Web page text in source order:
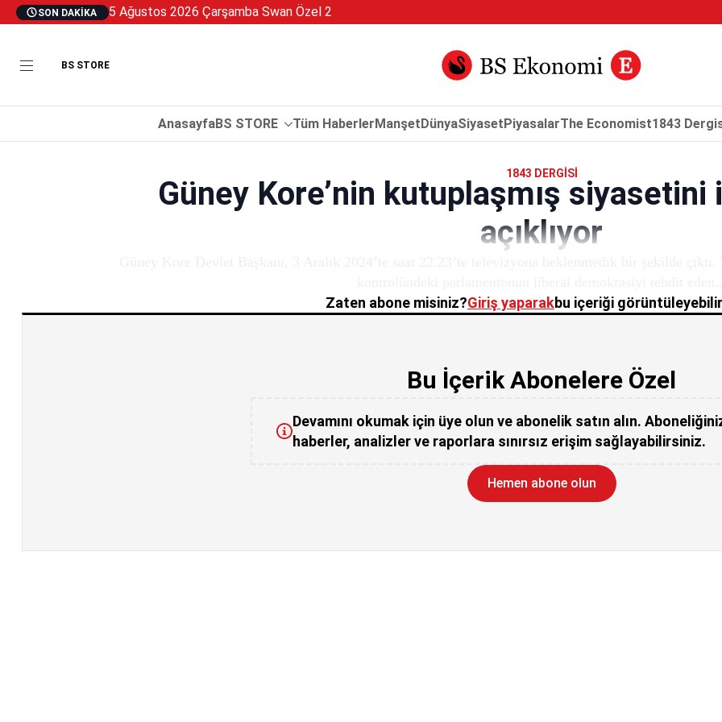
SON DAKIKA 5 Ağustos 2026 Çarşamba Swan Özel 2
BS STORE
AnasayfaBS STORE Tüm HaberlerManşetDünyaSiyasetPiyasalarThe Economist1843
1843 DERGISI
Güney Kore’nin kutuplaşmış
açıklıyor
Zaten abone misiniz?Giriş yaparakbu içeriği
Bu İçerik Abonelere Özel
Devamını okumak için üye olun ve abonelik satın alın.
haberler, analizler ve raporlara sınırsız erişim sağlayabilirsiniz.
Hemen abone olun